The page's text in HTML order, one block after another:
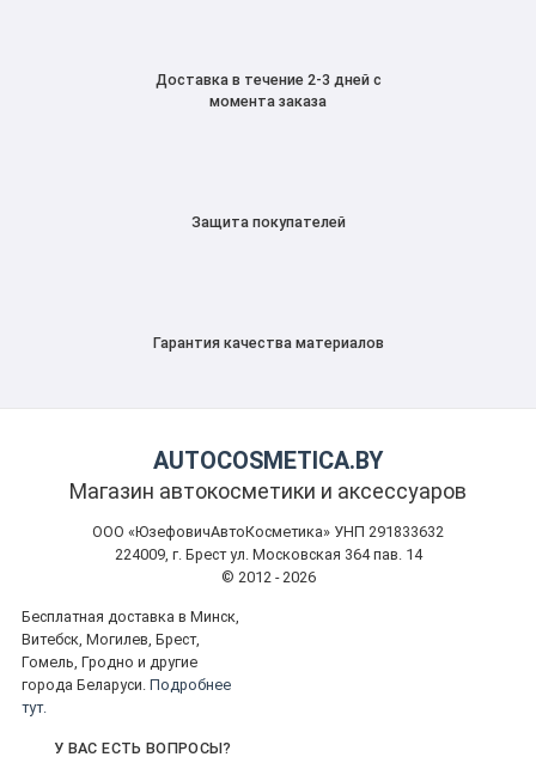
Доставка в течение 2-3 дней с
момента заказа
Защита покупателей
Гарантия качества материалов
AUTOCOSMETICA.BY
Магазин автокосметики и аксессуаров
ООО «ЮзефовичАвтоКосметика» УНП 291833632
224009, г. Брест ул. Московская 364 пав. 14
© 2012 - 2026
Бесплатная доставка в Минск,
Витебск, Могилев, Брест,
Гомель, Гродно и другие
города Беларуси. Подробнее
тут.
У ВАС ЕСТЬ ВОПРОСЫ?